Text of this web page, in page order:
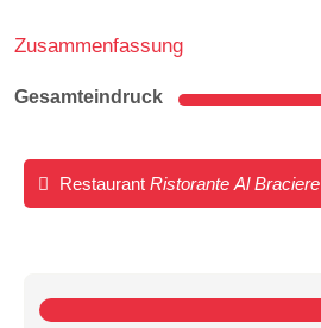
Zusammenfassung
Gesamteindruck
Restaurant Ristorante Al Braciere